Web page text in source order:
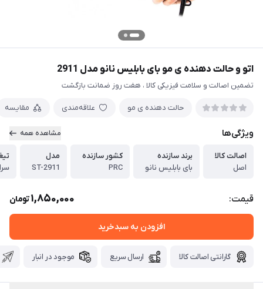
اتو و حالت دهنده ی مو بای بابلیس نانو مدل 2911
تضمین اصالت و سلامت فیزیکی کالا ، هفت روز ضمانت بازگشت
حالت دهنده ی مو علاقه‌مندی مقایسه
ویژگی‌ها مشاهده همه
اصالت کالا
اصل
برند سازنده
بای بابلیس نانو
کشور سازنده
PRC
مدل
ST-2911
قیمت: 1,850,000تومان
افزودن به سبدخرید
گارانتی اصالت کالا ارسال سریع موجود در انبار